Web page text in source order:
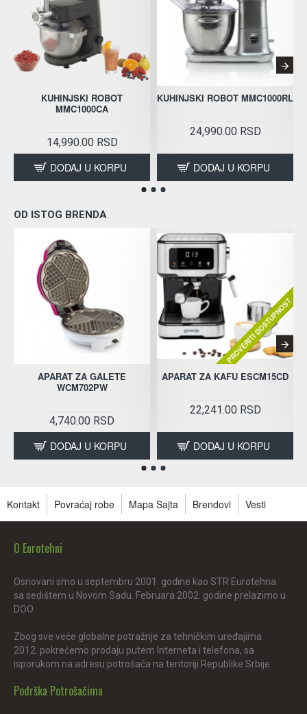
KUHINJSKI ROBOT
MMC1000CA
14,990.00 RSD
DODAJ U KORPU
KUHINJSKI ROBOT MMC1000RL
24,990.00 RSD
DODAJ U KORPU
OD ISTOG BRENDA
APARAT ZA GALETE
WCM702PW
4,740.00 RSD
DODAJ U KORPU
PROVERITI DOSTUPNOST
APARAT ZA KAFU ESCM15CD
22,241.00 RSD
DODAJ U KORPU
Kontakt Povraćaj robe Mapa Sajta Brendovi Vesti
O Eurotehni
Osnovani smo u septembru 2001. godine kao STR Eurotehna
sa sedištem u Novom Sadu. Februara 2002. godine prelazimo u
DOO.
Zbog sve veće globalne potražnje za tehničkim uređajima
2012. pokrećemo prodaju putem Interneta i telefona, sa
isporukom na adresu potrošača na teritoriji Republike Srbije.
Podrška Potrošačima